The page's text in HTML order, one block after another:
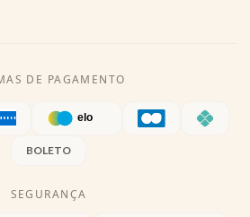
DE PAGAMENTO
BOLETO
SEGURANÇA